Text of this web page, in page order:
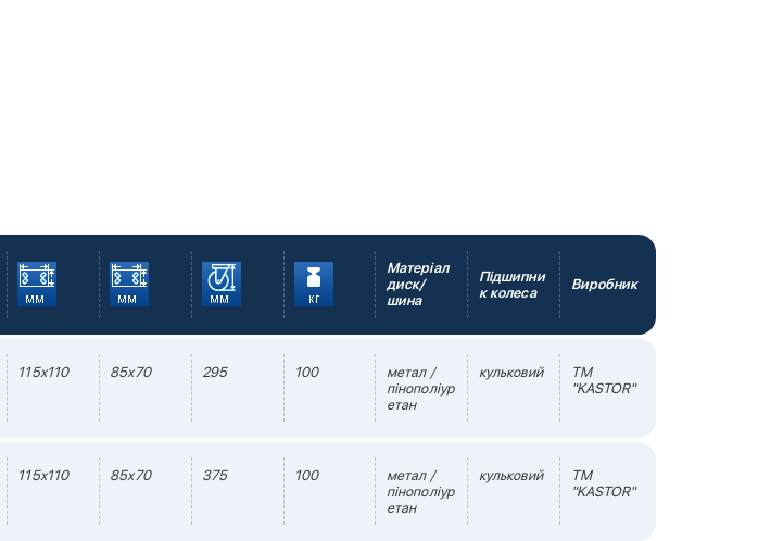
Матеріал
диск/
шина
Підшипни
к колеса
Виробник
115х110 85х70 295 100
метал /
пінополіур
етан
кульковий
TM
"KASTOR"
115х110 85х70 375 100
метал /
пінополіур
етан
кульковий
TM
"KASTOR"